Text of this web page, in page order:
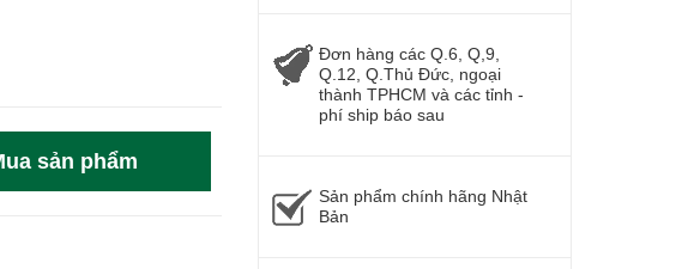
sản phẩm
Đơn hàng các Q.6, Q,9,
Q.12, Q.Thủ Đức, ngoại
thành TPHCM và các tỉnh -
phí ship báo sau
Sản phẩm chính hãng Nhật
Bản